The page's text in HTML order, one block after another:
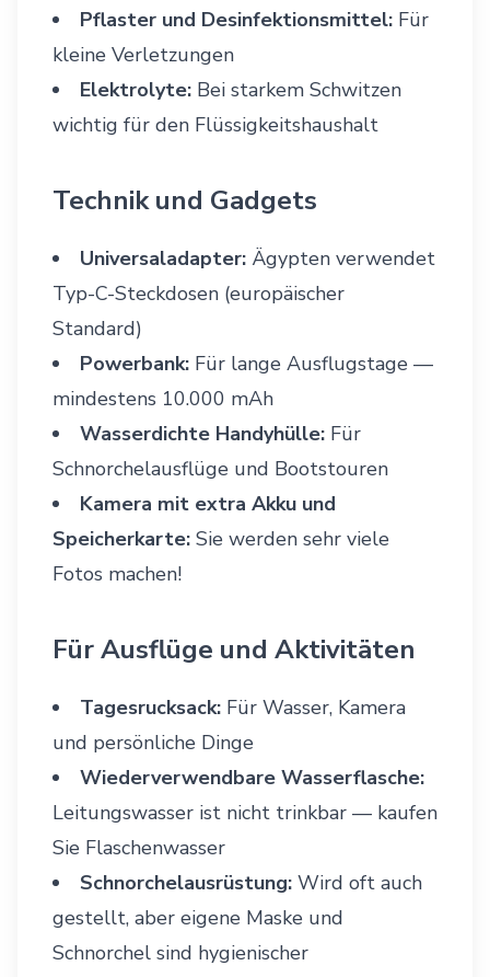
Pflaster und Desinfektionsmittel: Für
kleine Verletzungen
Elektrolyte: Bei starkem Schwitzen
wichtig für den Flüssigkeitshaushalt
Technik und Gadgets
Universaladapter: Ägypten verwendet
Typ-C-Steckdosen (europäischer
Standard)
Powerbank: Für lange Ausflugstage —
mindestens 10.000 mAh
Wasserdichte Handyhülle: Für
Schnorchelausflüge und Bootstouren
Kamera mit extra Akku und
Speicherkarte: Sie werden sehr viele
Fotos machen!
Für Ausflüge und Aktivitäten
Tagesrucksack: Für Wasser, Kamera
und persönliche Dinge
Wiederverwendbare Wasserflasche:
Leitungswasser ist nicht trinkbar — kaufen
Sie Flaschenwasser
Schnorchelausrüstung: Wird oft auch
gestellt, aber eigene Maske und
Schnorchel sind hygienischer